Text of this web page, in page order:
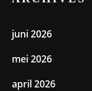
juni 2026
mei 2026
april 2026